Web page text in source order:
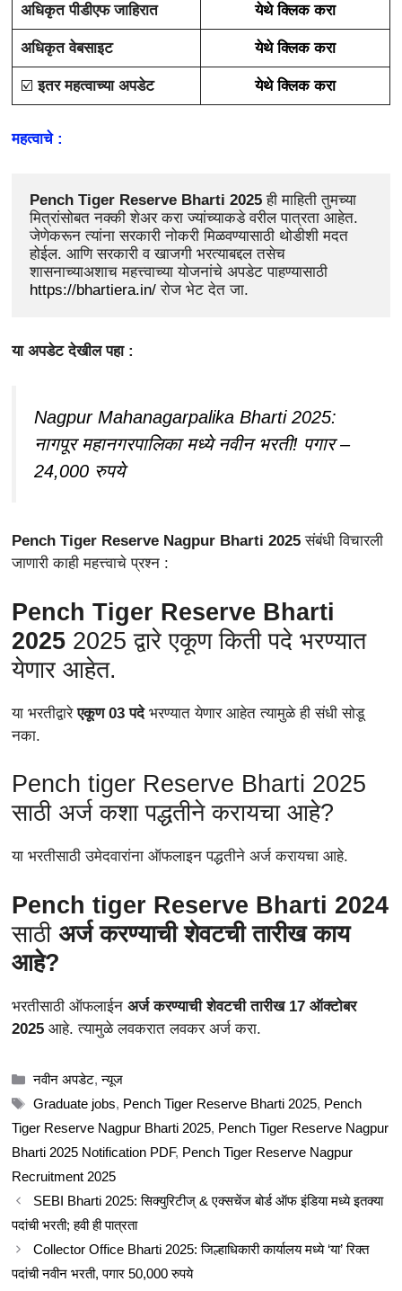
अधिकृत पीडीएफ जाहिरात येथे क्लिक करा
अधिकृत वेबसाइट येथे क्लिक करा
☑️इतर महत्वाच्या अपडेट येथे क्लिक करा
महत्वाचे :
Pench Tiger Reserve Bharti 2025 ही माहिती तुमच्या
मित्रांसोबत नक्की शेअर करा ज्यांच्याकडे वरील पात्रता आहेत.
जेणेकरून त्यांना सरकारी नोकरी मिळवण्यासाठी थोडीशी मदत
होईल. आणि सरकारी व खाजगी भरत्याबद्दल तसेच
https://bhartiera.in/ रोज भेट देत जा.
या अपडेट देखील पहा :
Nagpur Mahanagarpalika Bharti 2025:
नागपूर महानगरपालिका मध्ये नवीन भरती! पगार –
24,000 रुपये
Pench Tiger Reserve Nagpur Bharti 2025 संबंधी विचारली
जाणारी काही महत्त्वाचे प्रश्न :
Pench Tiger Reserve Bharti
2025 2025 द्वारे एकूण किती पदे भरण्यात
येणार आहेत.
या भरतीद्वारेएकूण 03 पदे भरण्यात येणार आहेत त्यामुळे ही संधी सोडू
नका.
Pench tiger Reserve Bharti 2025
साठी अर्ज कशा पद्धतीने करायचा आहे?
या भरतीसाठी उमेदवारांना ऑफलाइन पद्धतीने अर्ज करायचा आहे.
Pench tiger Reserve Bharti 2024
साठीअर्ज करण्याची शेवटची तारीख काय
आहे?
भरतीसाठी ऑफलाईन अर्ज करण्याची शेवटची तारीख 17 ऑक्टोबर
2025 आहे. त्यामुळे लवकरात लवकर अर्ज करा.
Categories
नवीन अपडेट,न्यूज
Tags
Graduate jobs, Pench Tiger Reserve Bharti 2025, Pench
Tiger Reserve Nagpur Bharti 2025, Pench Tiger Reserve Nagpur
Bharti 2025 Notification PDF, Pench Tiger Reserve Nagpur
Recruitment 2025
SEBI Bharti 2025: सिक्युरिटीज् & एक्सचेंज बोर्ड ऑफ इंडिया मध्ये इतक्या
पदांची भरती; हवी ही पात्रता
Collector Office Bharti 2025: जिल्हाधिकारी कार्यालय मध्ये ‘या’ रिक्त
पदांची नवीन भरती, पगार 50,000 रुपये